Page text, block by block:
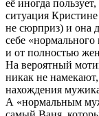
её иногда
ситуация
не сюрприз) и она
себе
и от полностью
На вероятный
никак не намекают,
нахождения
А «нормальным